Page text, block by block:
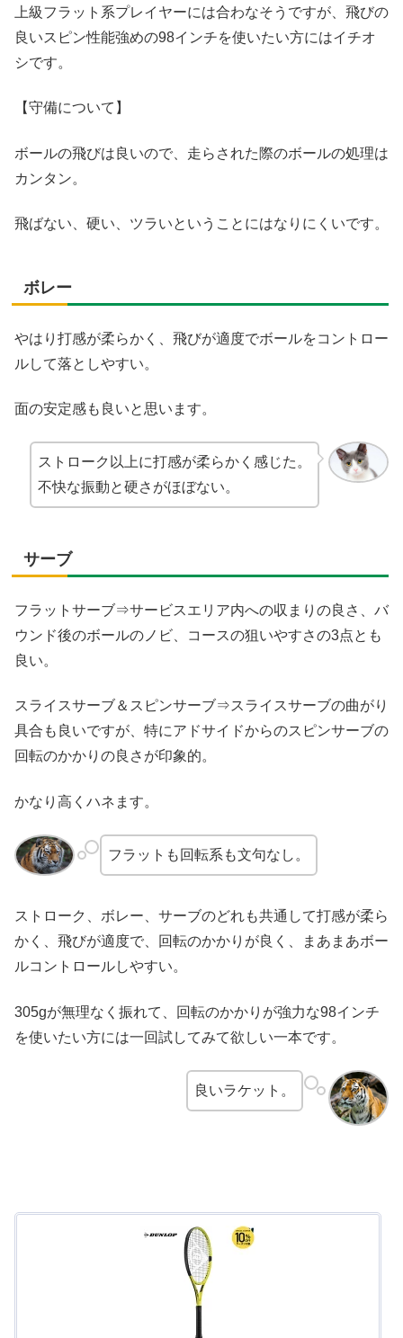
上級フラット系プレイヤーには合わなそうですが、飛びの
良いスピン性能強めの98インチを使いたい方にはイチオ
シです。
【守備について】
ボールの飛びは良いので、走らされた際のボールの処理は
カンタン。
飛ばない、硬い、ツラいということにはなりにくいです。
ボレー
やはり打感が柔らかく、飛びが適度でボールをコントロー
ルして落としやすい。
面の安定感も良いと思います。
ストローク以上に打感が柔らかく感じた。
不快な振動と硬さがほぼない。
サーブ
フラットサーブ⇒サービスエリア内への収まりの良さ、バ
ウンド後のボールのノビ、コースの狙いやすさの3点とも
良い。
スライスサーブ＆スピンサーブ⇒スライスサーブの曲がり
具合も良いですが、特にアドサイドからのスピンサーブの
回転のかかりの良さが印象的。
かなり高くハネます。
フラットも回転系も文句なし。
ストローク、ボレー、サーブのどれも共通して打感が柔ら
かく、飛びが適度で、回転のかかりが良く、まあまあボー
ルコントロールしやすい。
305gが無理なく振れて、回転のかかりが強力な98インチ
を使いたい方には一回試してみて欲しい一本です。
良いラケット。